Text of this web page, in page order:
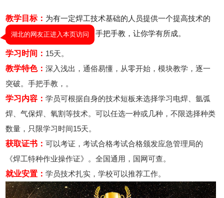
教学目标： 为有一定焊工技术基础的人员提供一个提高技术的
进修平台。全天实践操作，手把手教，让你学有所成。
学习时间： 15天。
教学特色：深入浅出，通俗易懂，从零开始，模块教学，逐一
突破。手把手教，。
学习内容：学员可根据自身的技术短板来选择学习电焊、氩弧
焊、气保焊、氧割等技术。可以任选一种或几种，不限选择种类
数量，只限学习时间15天。
获取证书：可以考证，考试合格考试合格颁发应急管理局的
《焊工特种作业操作证》。全国通用，国网可查。
就业安置：学员技术扎实，学校可以推荐工作。